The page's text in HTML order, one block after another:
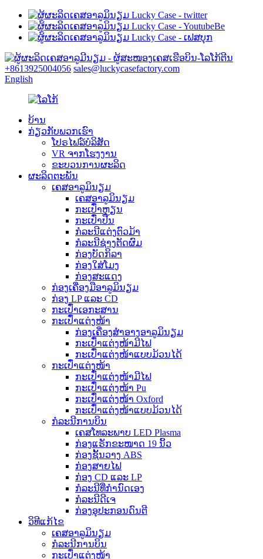
+8613925004056 sales@luckycasefactory.com
English
ບ້ານ
ກ່ຽວກັບພວກເຮົາ
ໂປຣໄຟລ໌ບໍລິສັດ
VR ຈາກໂຮງງານ
ຂະບວນການຜະລິດ
ຜະລິດຕະພັນ
ເຄສອາລູມິນຽມ
ເຄສອາລູມິນຽມ
ກະເປົ໋າຫຼຽນ
ກະເປົ໋າປືນ
ກໍລະນີແຕ່ງຕົວມ້າ
ກໍລະນີຊ່າງຕັດຜົມ
ກ່ອງບັດກິລາ
ກ່ອງໃສ່ໂມງ
ກ່ອງສະແດງ
ກ່ອງເຄື່ອງມືອາລູມິນຽມ
ກ່ອງ LP ແລະ CD
ກະເປົ໋າເອກະສານ
ກະເປົ໋າແຕ່ງໜ້າ
ກ່ອງເຄື່ອງສຳອາງອາລູມິນຽມ
ກະເປົ໋າແຕ່ງໜ້າມີໄຟ
ກະເປົ໋າແຕ່ງໜ້າແບບມ້ວນໄດ້
ກະເປົ໋າແຕ່ງໜ້າ
ກະເປົ໋າແຕ່ງໜ້າມີໄຟ
ກະເປົ໋າແຕ່ງໜ້າ Pu
ກະເປົ໋າແຕ່ງໜ້າ Oxford
ກະເປົ໋າແຕ່ງໜ້າແບບມ້ວນໄດ້
ກໍລະນີການບິນ
ເຄສໂທລະພາບ LED Plasma
ກ່ອງແຣັກຂະໜາດ 19 ນິ້ວ
ກ່ອງຊັ້ນວາງ ABS
ກ່ອງສາຍໄຟ
ກ່ອງ CD ແລະ LP
ກໍລະນີທີ່ກຳນົດເອງ
ກໍລະນີດີເຈ
ກ່ອງອຸປະກອນດົນຕີ
ວິທີແກ້ໄຂ
ເຄສອາລູມິນຽມ
ກໍລະນີການບິນ
ກະເປົ໋າແຕ່ງໜ້າ